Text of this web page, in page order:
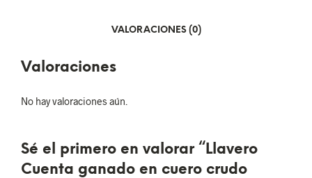
VALORACIONES (0)
Valoraciones
No hay valoraciones aún.
Sé el primero en valorar “Llavero
Cuenta ganado en cuero crudo